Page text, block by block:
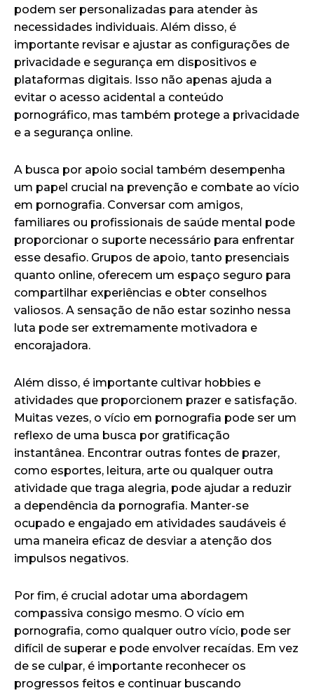
podem ser personalizadas para atender às
necessidades individuais. Além disso, é
importante revisar e ajustar as configurações de
privacidade e segurança em dispositivos e
plataformas digitais. Isso não apenas ajuda a
evitar o acesso acidental a conteúdo
pornográfico, mas também protege a privacidade
e a segurança online.
A busca por apoio social também desempenha
um papel crucial na prevenção e combate ao vício
em pornografia. Conversar com amigos,
familiares ou profissionais de saúde mental pode
proporcionar o suporte necessário para enfrentar
esse desafio. Grupos de apoio, tanto presenciais
quanto online, oferecem um espaço seguro para
compartilhar experiências e obter conselhos
valiosos. A sensação de não estar sozinho nessa
luta pode ser extremamente motivadora e
encorajadora.
Além disso, é importante cultivar hobbies e
atividades que proporcionem prazer e satisfação.
Muitas vezes, o vício em pornografia pode ser um
reflexo de uma busca por gratificação
instantânea. Encontrar outras fontes de prazer,
como esportes, leitura, arte ou qualquer outra
atividade que traga alegria, pode ajudar a reduzir
a dependência da pornografia. Manter-se
ocupado e engajado em atividades saudáveis é
uma maneira eficaz de desviar a atenção dos
impulsos negativos.
Por fim, é crucial adotar uma abordagem
compassiva consigo mesmo. O vício em
pornografia, como qualquer outro vício, pode ser
difícil de superar e pode envolver recaídas. Em vez
de se culpar, é importante reconhecer os
progressos feitos e continuar buscando